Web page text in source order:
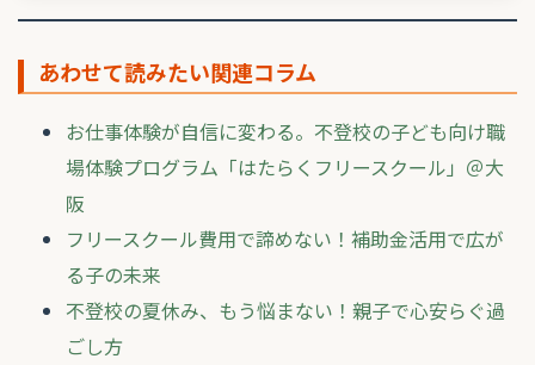
あわせて読みたい関連コラム
お仕事体験が自信に変わる。不登校の子ども向け職
場体験プログラム「はたらくフリースクール」＠大
阪
フリースクール費用で諦めない！補助金活用で広が
る子の未来
不登校の夏休み、もう悩まない！親子で心安らぐ過
ごし方